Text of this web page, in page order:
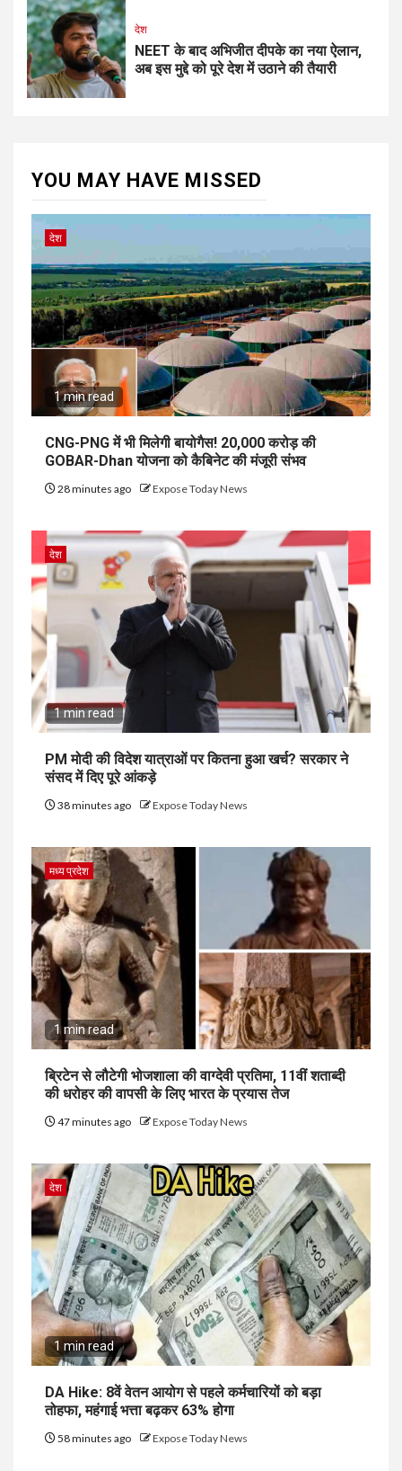
देश
NEET के बाद अभिजीत दीपके का नया ऐलान,
अब इस मुद्दे को पूरे देश में उठाने की तैयारी
YOU MAY HAVE MISSED
देश
1 min read
CNG-PNG में भी मिलेगी बायोगैस! ₹20,000 करोड़ की
GOBAR-Dhan योजना को कैबिनेट की मंजूरी संभव
28 minutes ago Expose Today News
देश
1 min read
PM मोदी की विदेश यात्राओं पर कितना हुआ खर्च? सरकार ने
संसद में दिए पूरे आंकड़े
38 minutes ago Expose Today News
मध्य प्रदेश
1 min read
ब्रिटेन से लौटेगी भोजशाला की वाग्देवी प्रतिमा, 11वीं शताब्दी
की धरोहर की वापसी के लिए भारत के प्रयास तेज
47 minutes ago Expose Today News
देश
1 min read
DA Hike: 8वें वेतन आयोग से पहले कर्मचारियों को बड़ा
तोहफा, महंगाई भत्ता बढ़कर 63% होगा
58 minutes ago Expose Today News